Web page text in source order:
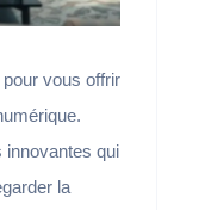
vous offrir
innovantes qui
la